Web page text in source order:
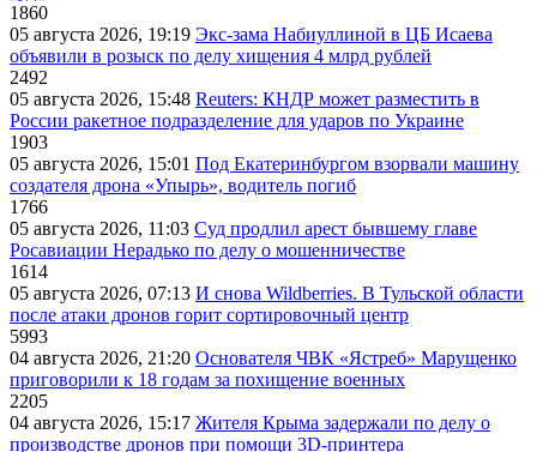
1860
05 августа 2026, 19:19 Экс-зама Набиуллиной в ЦБ Исаева
объявили в розыск по делу хищения 4 млрд рублей
2492
05 августа 2026, 15:48 Reuters: КНДР может разместить в
России ракетное подразделение для ударов по Украине
1903
05 августа 2026, 15:01 Под Екатеринбургом взорвали машину
создателя дрона «Упырь», водитель погиб
1766
05 августа 2026, 11:03 Суд продлил арест бывшему главе
Росавиации Нерадько по делу о мошенничестве
1614
05 августа 2026, 07:13 И снова Wildberries. В Тульской области
после атаки дронов горит сортировочный центр
5993
04 августа 2026, 21:20 Основателя ЧВК «Ястреб» Марущенко
приговорили к 18 годам за похищение военных
2205
04 августа 2026, 15:17 Жителя Крыма задержали по делу о
производстве дронов при помощи 3D‑принтера